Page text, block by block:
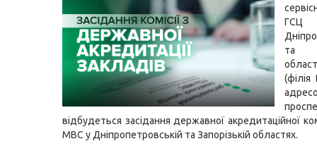
та
відбудеться засідання державної акредитаційної
МВС у Дніпропетровській та Запорізькій областях.